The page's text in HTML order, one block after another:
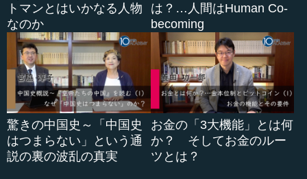
トマンとはいかなる人物
なのか
は？…人間はHuman Co-
becoming
驚きの中国史～「中国史
はつまらない」という通
説の裏の波乱の真実
お金の「3大機能」とは何
か？ そしてお金のルー
ツとは？